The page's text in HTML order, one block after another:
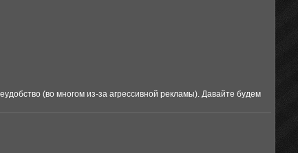
(во многом из-за агрессивной рекламы). Давайте будем